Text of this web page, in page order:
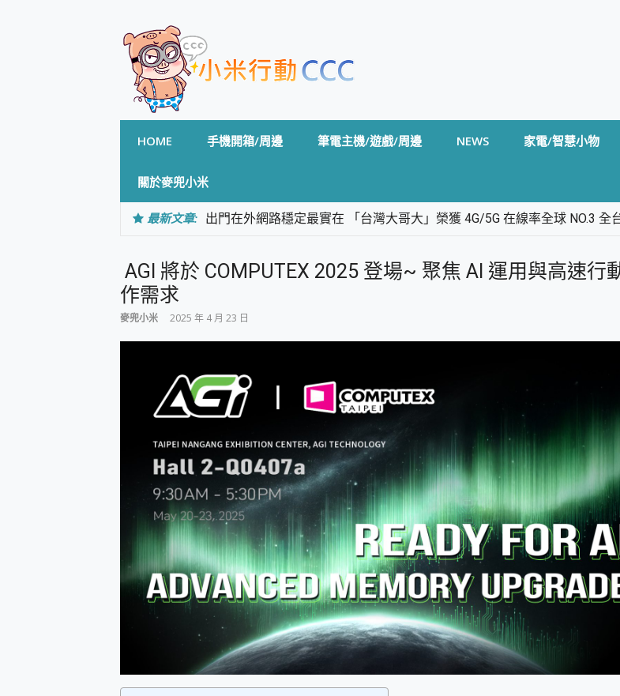
HOME 手機開箱/周邊 筆電主機/遊戲/周邊 NEWS 家電/智慧小物
關於麥兜小米
最新文章: 出門在外網路穩定最實在 「台灣大哥大」榮獲 4G/5G 在線率全球 NO.3 全
專為 PC上的 XBOX和掌機設計的 FireCuda X1070 SSD 固態硬碟開箱 評測
台灣製攝影機在這裡，100%全無線設計 SpotCam Solo Eco 太陽能防水
電力超超超持久 MSI 微星 Prestige 14 AI+ D3MG-031TW 14吋 開箱評價，
超懂拍、耐用 AI 街拍機~ realme 16 Pro 開箱評價~ 2 億畫素 LumaColor
AI 支付 一錶搞定大小事 Xiaomi Watch 5 開箱 評測
超驚艷 讓人一眼就愛上 LENOVO 聯想 Yoga Book 9 14吋 AI輕薄筆電 開箱
美到讓人超想擁有 moto pad 60 系列 與 Moto | Swarovski razr 60 冰藍限
好用的 EaseUS Partition Master 讓您輕鬆的移除與格式化有防寫保護的隨
一鍵修復模糊影片、舊照的 AI 好幫手! VideoProc Converter AI 新版全解析
小朋友才做選擇 投影機 RGB藍牙音響 氛圍情境燈 我通通都要！ Starfish
式生活新體驗
外型超吸晴~ 給您絕佳操控體驗 GravaStar Mercury K1 系列 異星機械鍵盤
開箱~變身「蜘蛛人」椅子軍師！MSI MPG 491CQP QD-OLED 超寬曲面
iPhone 17 系列 有認證的防護來囉！ imos 首家導入 UL MCV 行銷宣告驗
DJI Osmo Pocket 3 爽爽帶回家 歡慶 EaseUS 21 週年到來，「Slogan 海
小巧好吸不擋鏡頭 有Qi2認證的 ONPRO MagReact MXs2 5000mAh薄型
會走動的冷暖氣 SONY REON POCKET PRO 穿戴式智慧冷暖調溫裝置 開箱
寶可夢飛人外掛iToolab AnyGo全新升級，GO Fest 五折優惠嗨翻天！支援
百倍變焦實測~ vivo X200 Pro 與 S25 Ultra 誰能滿足全場景拍攝需求？
超好用的 PLAUD NotePin AI 智慧錄音膠囊~ 您的AI 秘書已上線 每月免費
COMPUTEX 2025 來囉！AGI亞奇雷 AI・Gaming・創作儲存方案登場，趕
自帶線的 有線無線都能充 ONPRO MagReact M5 10000mAh 5合1 磁吸無
飛利浦 JS7310 ⚡【電急便｜行動儲能救車電源】 可靠的旅行夥伴！帶給
AGI 將於 COMPUTEX 2025 登場~ 聚焦 AI 運用與高速行
作需求
麥兜小米 2025 年 4 月 23 日